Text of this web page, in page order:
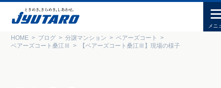
HOME ブログ 分譲マンション
ベアーズコート
ベアーズコート桑江Ⅲ
【ベアーズコート桑江Ⅲ】現場の様子